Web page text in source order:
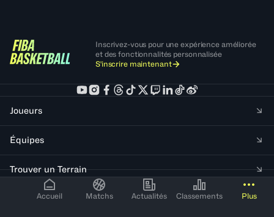
Accueil Matchs Actualités Classements Plus
Inscrivez-vous pour une expérience améliorée
et des fonctionnalités personnalisée
S'inscrire maintenant
Joueurs
Équipes
Trouver un Terrain
Partenaires FIBA